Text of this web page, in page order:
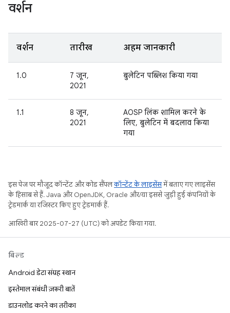
वर्शन
वर्शन तारीख अहम जानकारी
1.0
7 जून,
2021
बुलेटिन पब्लिश किया गया
1.1
8 जून,
2021
AOSP लिंक शामिल करने के
लिए, बुलेटिन में बदलाव किया
गया
इस पेज पर मौजूद कॉन्टेंट और कोड सैंपलकॉन्टेंट के लाइसेंसमें बताए गए लाइसेंस
के हिसाब से हैं. Java और OpenJDK, Oracle और/या इससे जुड़ी हुई कंपनियों के
ट्रेडमार्क या रजिस्टर किए हुए ट्रेडमार्क हैं.
आखिरी बार 2025-07-27 (UTC) को अपडेट किया गया.
बिल्ड
Android डेटा संग्रह स्थान
इस्तेमाल संबंधी ज़रूरी बातें
डाउनलोड करने का तरीका